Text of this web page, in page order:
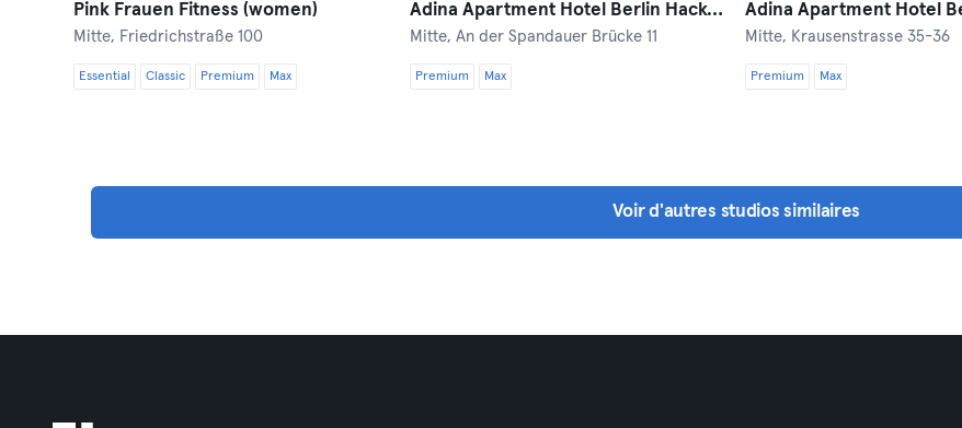
Pink Frauen Fitness (women)
Mitte, Friedrichstraße 100
Essential Classic Premium Max
Adina Apartment Hotel Berlin Hackescher Markt
Mitte, An der Spandauer Brücke 11
Premium Max
Mitte, Krausenstrasse 35-36
Premium Max
Voir d'autres studios similaires